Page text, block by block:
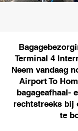
Terminal 4
Neem vandaag
Airport To
bagageafhaal-
rechtstreeks bij
te